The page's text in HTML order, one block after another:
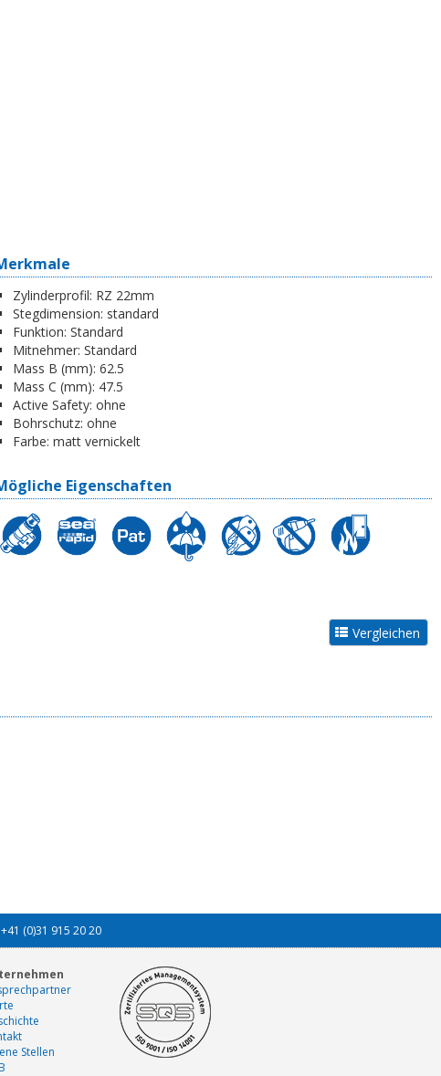
Zylinderprofil: RZ 22mm
Stegdimension: standard
Funktion: Standard
Mitnehmer: Standard
Mass B (mm): 62.5
Mass C (mm): 47.5
Active Safety: ohne
Bohrschutz: ohne
Farbe: matt vernickelt
Eigenschaften
(0)31 915 20 20
Stellen